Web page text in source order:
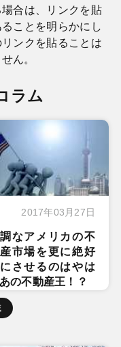
合は、リンクを貼
ことを明らかにし
ンクを貼ることは
ん。
ラム
2017年03月27日
なアメリカの不
市場を更に絶好
させるのはやは
の不動産王！？